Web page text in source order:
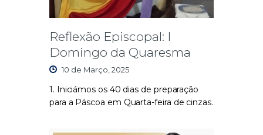
Reflexão Episcopal: I
Domingo da Quaresma
10 de Março, 2025
1. Iniciámos os 40 dias de preparação
para a Páscoa em Quarta-feira de cinzas.